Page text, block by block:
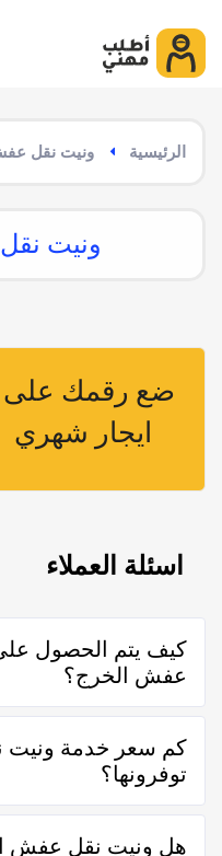
الرئيسية ونيت نقل
ونيت
ضع رقمك على
ايجار شهري
اسئلة العملاء
كيف يتم الحصول
عفش الخرج؟
يتم الحصول على خدمات
التواصل معه إما على
منه بعمل زيارة للمكان أو
والإتفاق.
كم سعر خدمة ونيت
توفرونها؟
تختلف اسعار خدمات
عناصر منها قرب المسافة
هل ونيت نقل عفش